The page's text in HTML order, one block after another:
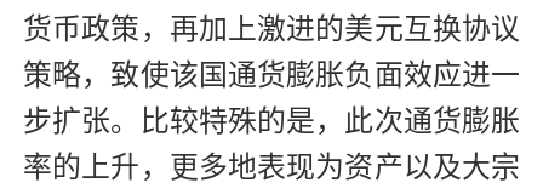
货币政策，再加上激进的美元互换协议
策略，致使该国通货膨胀负面效应进一
步扩张。比较特殊的是，此次通货膨胀
率的上升，更多地表现为资产以及大宗